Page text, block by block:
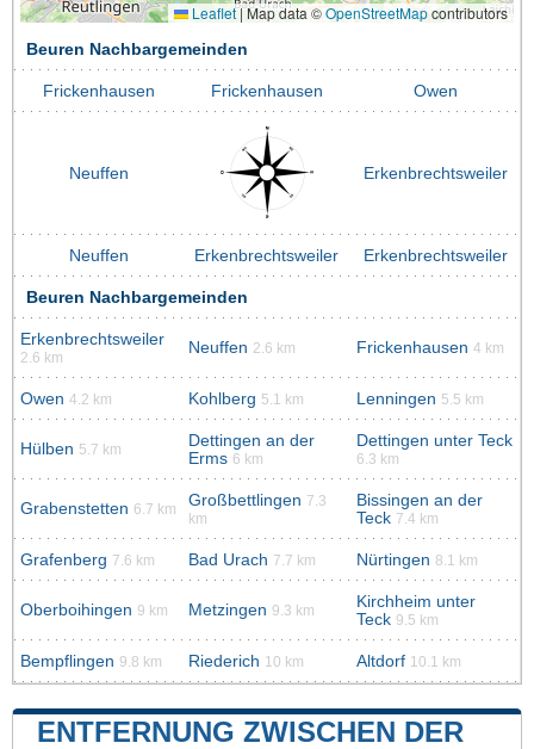
Leaflet|Map data ©OpenStreetMapcontributors
Beuren Nachbargemeinden
Frickenhausen Frickenhausen Owen
Neuffen Erkenbrechtsweiler
Neuffen Erkenbrechtsweiler Erkenbrechtsweiler
Beuren Nachbargemeinden
Erkenbrechtsweiler
2.6 km
Neuffen 2.6 km Frickenhausen 4 km
Owen 4.2 km Kohlberg 5.1 km Lenningen 5.5 km
Hülben 5.7 km
Dettingen an der
Erms 6 km
Dettingen unter Teck
6.3 km
Grabenstetten 6.7 km Großbettlingen 7.3
km
Bissingen an der
Teck 7.4 km
Grafenberg 7.6 km Bad Urach 7.7 km Nürtingen 8.1 km
Oberboihingen 9 km Metzingen 9.3 km
Kirchheim unter
Teck 9.5 km
Bempflingen 9.8 km Riederich 10 km Altdorf 10.1 km
ENTFERNUNG ZWISCHEN DER